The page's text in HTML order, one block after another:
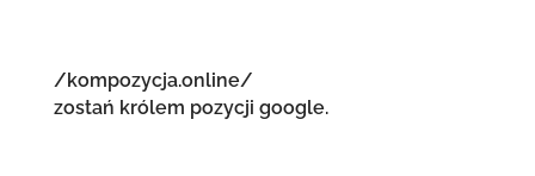
/kompozycja.online/
zostań królem pozycji google.